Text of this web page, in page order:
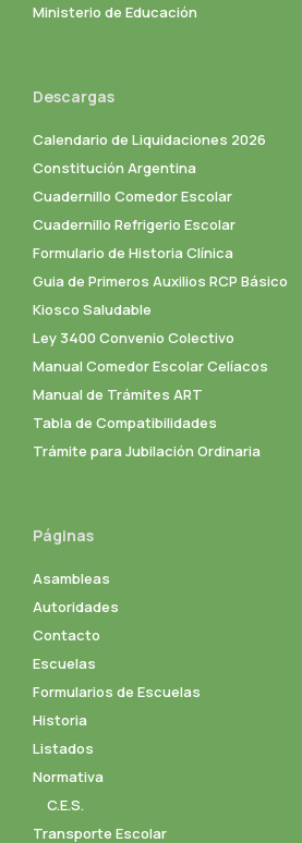
Ministerio de Educación
Descargas
Calendario de Liquidaciones 2026
Constitución Argentina
Cuadernillo Comedor Escolar
Cuadernillo Refrigerio Escolar
Formulario de Historia Clínica
Guia de Primeros Auxilios RCP Básico
Kiosco Saludable
Ley 3400 Convenio Colectivo
Manual Comedor Escolar Celíacos
Manual de Trámites ART
Tabla de Compatibilidades
Trámite para Jubilación Ordinaria
Páginas
Asambleas
Autoridades
Contacto
Escuelas
Formularios de Escuelas
Historia
Listados
Normativa
C.E.S.
Transporte Escolar